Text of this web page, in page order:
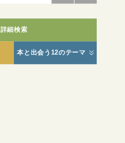
詳細検索
本と出会う12のテーマ